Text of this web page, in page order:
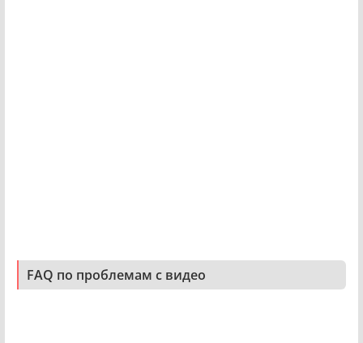
FAQ по проблемам с видео